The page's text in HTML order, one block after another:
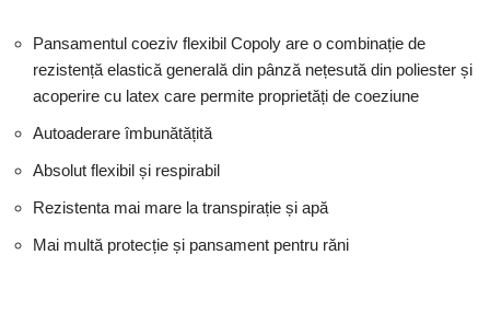
Pansamentul coeziv flexibil Copoly are o combinație de
rezistență elastică generală din pânză nețesută din poliester și
acoperire cu latex care permite proprietăți de coeziune
Autoaderare îmbunătățită
Absolut flexibil și respirabil
Rezistenta mai mare la transpirație și apă
Mai multă protecție și pansament pentru răni